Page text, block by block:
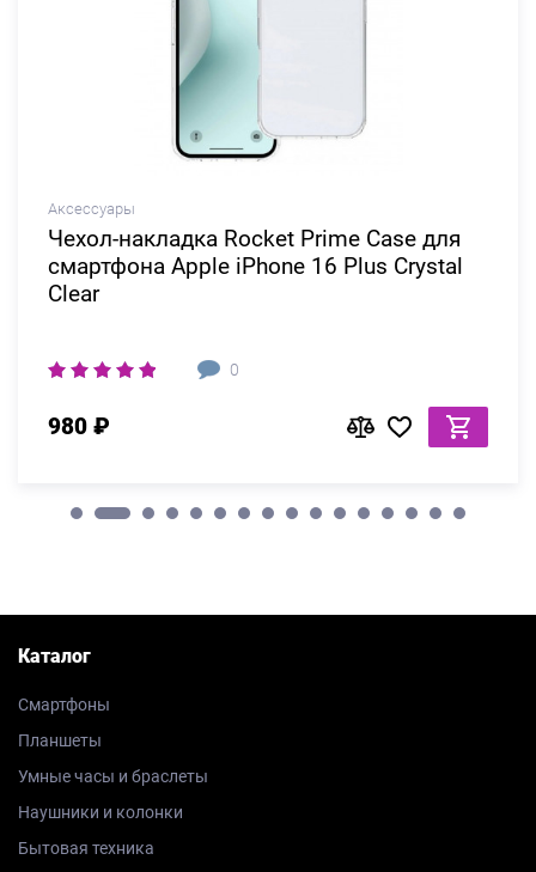
Аксессуары
Чехол-накладка Rocket Prime Case для
смартфона Apple iPhone 16 Plus Crystal
Clear
0
980 ₽
Каталог
Смартфоны
Планшеты
Умные часы и браслеты
Наушники и колонки
Бытовая техника